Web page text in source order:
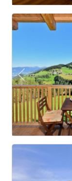
Previous